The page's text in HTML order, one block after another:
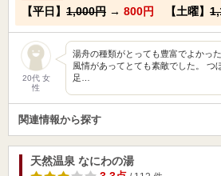
【平日】 1,000円 → 800円 【土曜】
20代 女
性
湯舟の種類がとっても豊富でよかっ
風情があってとても素敵でした。 つ
足…
関連情報から探す
天然温泉 なにわの湯